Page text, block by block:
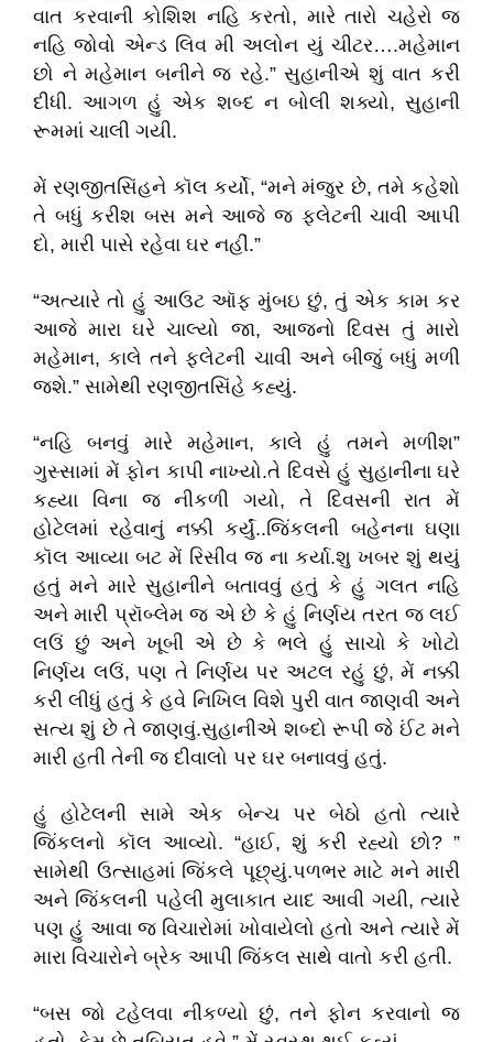
વાત કરવાની કોશિશ નહિ કરતો, મારે તારો ચહેરો જ
નહિ જોવો એન્ડ લિવ મી અલોન યું ચીટર….મહેમાન
છો ને મહેમાન બનીને જ રહે.” સુહાનીએ શું વાત કરી
દીધી. આગળ હું એક શબ્દ ન બોલી શક્યો, સુહાની
રૂમમાં ચાલી ગયી.
મેં રણજીતસિંહને કૉલ કર્યો, “મને મંજુર છે, તમે કહેશો
તે બધું કરીશ બસ મને આજે જ ફ્લેટની ચાવી આપી
દો, મારી પાસે રહેવા ઘર નહીં.”
“અત્યારે તો હું આઉટ ઑફ મુંબઇ છું, તું એક કામ કર
આજે મારા ઘરે ચાલ્યો જા, આજનો દિવસ તું મારો
મહેમાન, કાલે તને ફ્લેટની ચાવી અને બીજું બધું મળી
જશે.” સામેથી રણજીતસિંહે કહ્યું.
“નહિ બનવું મારે મહેમાન, કાલે હું તમને મળીશ”
ગુસ્સામાં મેં ફોન કાપી નાખ્યો.તે દિવસે હું સુહાનીના ઘરે
કહ્યા વિના જ નીકળી ગયો, તે દિવસની રાત મેં
હોટેલમાં રહેવાનું નક્કી કર્યું..જિંકલની બહેનના ઘણા
કૉલ આવ્યા બટ મેં રિસીવ જ ના કર્યા.શુ ખબર શું થયું
હતું મને મારે સુહાનીને બતાવવું હતું કે હું ગલત નહિ
અને મારી પ્રૉબ્લેમ જ એ છે કે હું નિર્ણય તરત જ લઈ
લઉં છું અને ખૂબી એ છે કે ભલે હું સાચો કે ખોટો
નિર્ણય લઉં, પણ તે નિર્ણય પર અટલ રહું છું, મેં નક્કી
કરી લીધું હતું કે હવે નિખિલ વિશે પુરી વાત જાણવી અને
સત્ય શું છે તે જાણવું.સુહાનીએ શબ્દો રૂપી જે ઈંટ મને
મારી હતી તેની જ દીવાલો પર ઘર બનાવવું હતું.
હું હોટેલની સામે એક બેન્ચ પર બેઠો હતો ત્યારે
જિંકલનો કૉલ આવ્યો. “હાઈ, શું કરી રહ્યો છો? ”
સામેથી ઉત્સાહમાં જિંકલે પૂછ્યું.પળભર માટે મને મારી
અને જિંકલની પહેલી મુલાકાત યાદ આવી ગયી, ત્યારે
પણ હું આવા જ વિચારોમાં ખોવાયેલો હતો અને ત્યારે મેં
મારા વિચારોને બ્રેક આપી જિંકલ સાથે વાતો કરી હતી.
“બસ જો ટહેલવા નીકળ્યો છું, તને ફોન કરવાનો જ